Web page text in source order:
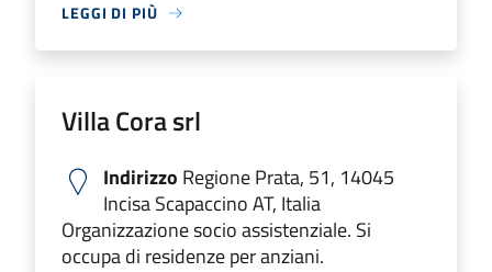
LEGGI DI PIÙ
Villa Cora srl
Indirizzo Regione Prata, 51, 14045
Incisa Scapaccino AT, Italia
Organizzazione socio assistenziale. Si
occupa di residenze per anziani.